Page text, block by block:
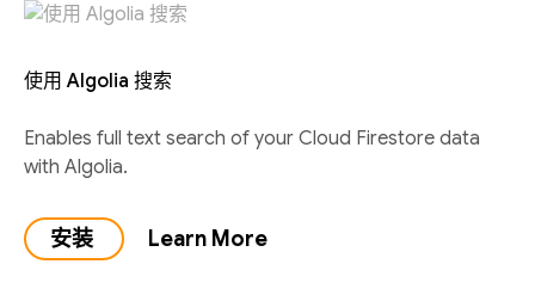
使用 Algolia 搜索
Enables full text search of your Cloud Firestore data
with Algolia.
安装 Learn More